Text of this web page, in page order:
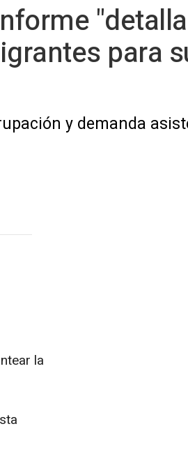
para
y demanda
la